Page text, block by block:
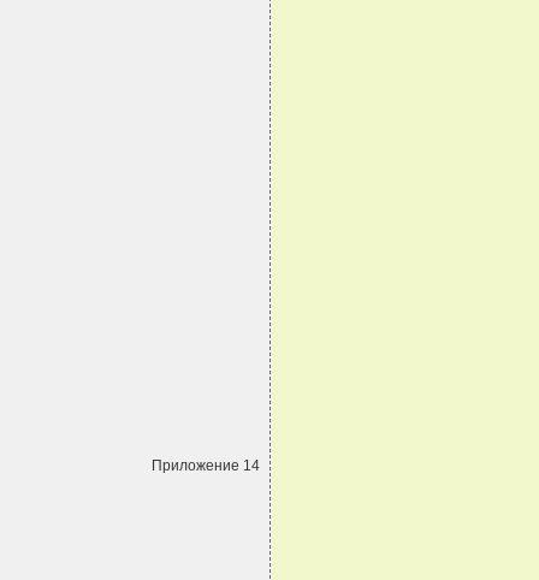
Приложение 14